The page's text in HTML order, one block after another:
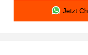
Jetzt